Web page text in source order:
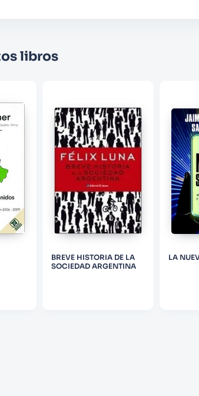
Escribir comentario
ENVIAR COMENTARIO
libros
BREVE HISTORIA DE LA
SOCIEDAD ARGENTINA
LA